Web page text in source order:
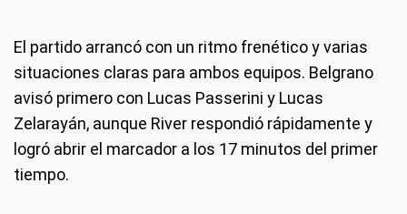
El partido arrancó con un ritmo frenético y varias
situaciones claras para ambos equipos. Belgrano
avisó primero con Lucas Passerini y Lucas
Zelarayán, aunque River respondió rápidamente y
logró abrir el marcador a los 17 minutos del primer
tiempo.